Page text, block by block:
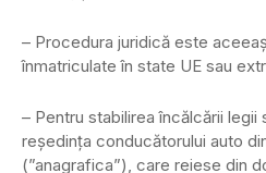
– Procedura juridică este
înmatriculate în state UE sau
– Pentru stabilirea încălcării legii
reşedinţa conducătorului auto
(”anagrafica”), care reiese din